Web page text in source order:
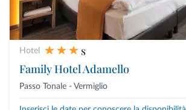
Hotel
s
Family Hotel Adamello
Passo Tonale - Vermiglio